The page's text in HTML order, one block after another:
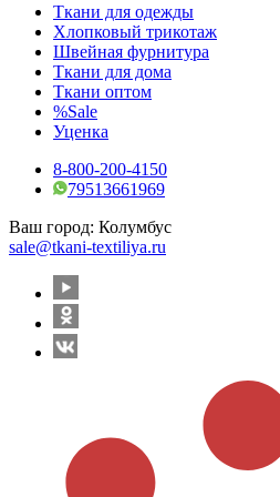
Ткани для одежды
Хлопковый трикотаж
Швейная фурнитура
Ткани для дома
Ткани оптом
%Sale
Уценка
8-800-200-4150
79513661969
Ваш город: Колумбус
sale@tkani-textiliya.ru